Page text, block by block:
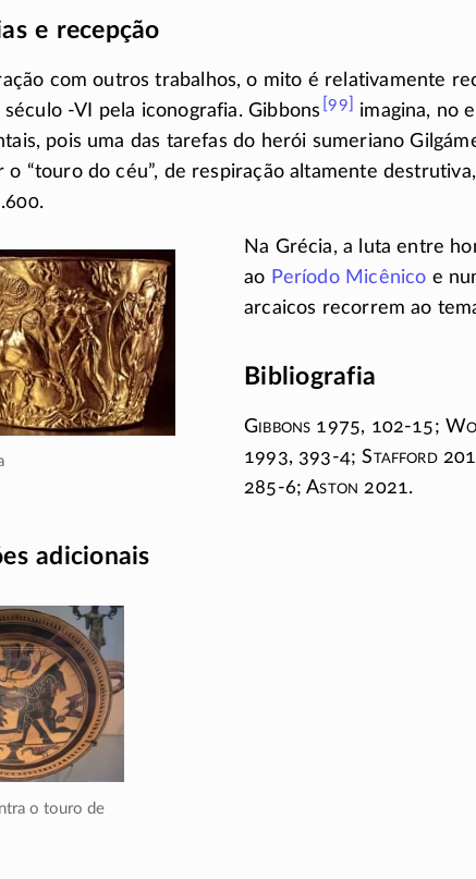
e recepção
com outros trabalhos, o mito é relativamente
século -VI pela iconografia. Gibbons [99]
imagina, no
pois uma das tarefas do herói sumeriano
“touro do céu”, de respiração altamente
.
Na Grécia, a luta entre
ao Período Micênico e
arcaicos recorrem ao
Bibliografia
Gibbons 1975, 102-15; W
1993, 393-4; Stafford
285-6; Aston 2021.
adicionais
o touro de